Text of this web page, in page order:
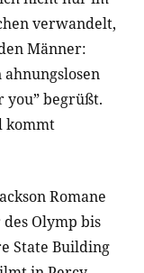
verwandelt,
Männer:
you” begrüßt.
kommt
Romane
Olymp bis
State Building